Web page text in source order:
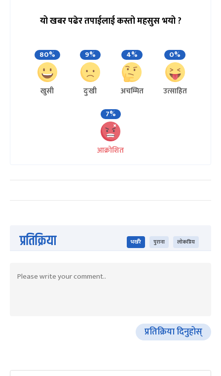
यो खबर पढेर तपाईलाई कस्तो महसुस भयो ?
80%
खुसी
9%
दुःखी
4%
अचम्मित
0%
उत्साहित
7%
आक्रोशित
प्रतिक्रिया भर्खरै पुराना लोकप्रिय
प्रतिक्रिया दिनुहोस्